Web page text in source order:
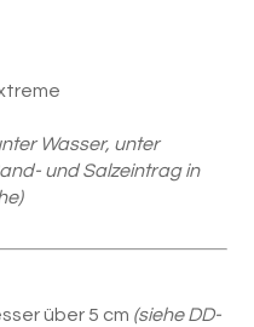
Wasser, unter
und Salzeintrag in
über 5 cm (siehe DD-